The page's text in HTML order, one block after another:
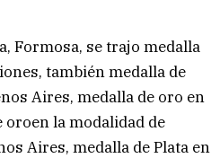
Formosa, se trajo medalla
también medalla de
Aires, medalla de oro en
oroen la modalidad de
Aires, medalla de Plata en